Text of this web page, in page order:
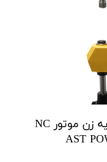
قلاویز زن برقی M36 اتومات زاویه زن موتور NC